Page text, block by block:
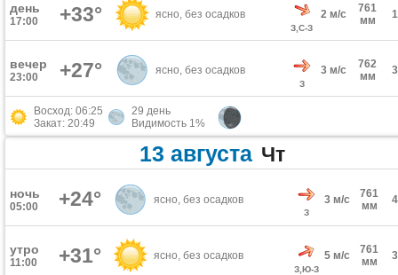
день
17:00 +33° ясно, без осадков
З,С-З
2 м/с
761
мм
вечер
23:00 +27° ясно, без осадков
З
3 м/с
762
мм
Восход: 06:25
Закат: 20:49
29 день
Видимость 1%
13 августа Чт
ночь
05:00 +24° ясно, без осадков
З
3 м/с
761
мм
утро
11:00 +31° ясно, без осадков
З,Ю-З
5 м/с
761
мм